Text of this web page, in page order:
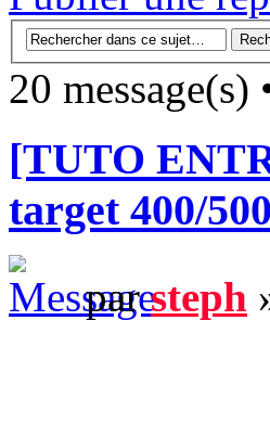
20 message(s)
[TUTO
target 400/500
parsteph